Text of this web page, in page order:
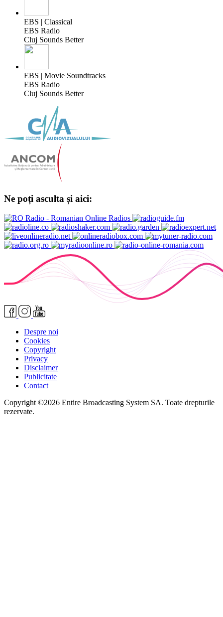
EBS | Classical
EBS Radio
Cluj Sounds Better
EBS | Movie Soundtracks
EBS Radio
Cluj Sounds Better
Ne poți asculta și aici:
Despre noi
Cookies
Copyright
Privacy
Disclaimer
Publicitate
Contact
Copyright ©2026 Entire Broadcasting System SA. Toate drepturile
rezervate.